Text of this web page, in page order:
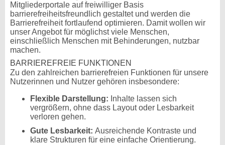
Mitgliederportale auf freiwilliger Basis
barrierefreiheitsfreundlich gestaltet und werden die
Barrierefreiheit fortlaufend optimieren. Damit wollen wir
unser Angebot für möglichst viele Menschen,
einschließlich Menschen mit Behinderungen, nutzbar
machen.
BARRIEREFREIE FUNKTIONEN
Zu den zahlreichen barrierefreien Funktionen für unsere
Nutzerinnen und Nutzer gehören insbesondere:
Flexible Darstellung: Inhalte lassen sich
vergrößern, ohne dass Layout oder Lesbarkeit
verloren gehen.
Gute Lesbarkeit: Ausreichende Kontraste und
klare Strukturen für eine einfache Orientierung.